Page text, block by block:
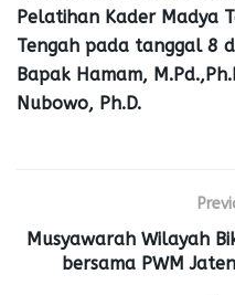
Pelatihan Kader Madya
Tengah pada tanggal 8
Bapak Hamam,
Nubowo, Ph.D.
Musyawarah Wilayah
bersama PWM